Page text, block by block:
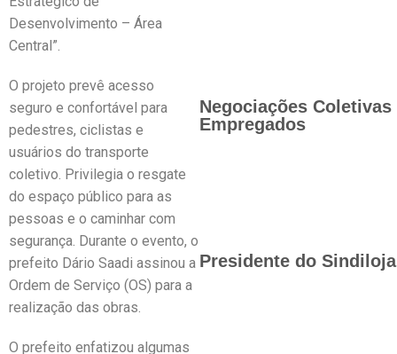
Desenvolvimento – Área
Central”.
O projeto prevê acesso
seguro e confortável para
pedestres, ciclistas e
usuários do transporte
coletivo. Privilegia o resgate
do espaço público para as
pessoas e o caminhar com
segurança. Durante o evento, o
prefeito Dário Saadi assinou a
Ordem de Serviço (OS) para a
realização das obras.
O prefeito enfatizou algumas
Negociações
Empregados
Presidente do